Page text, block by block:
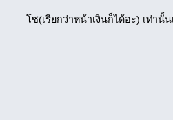
โซ(เรียกว่าหน้าเงินก็ได้อะ) เท่านั้